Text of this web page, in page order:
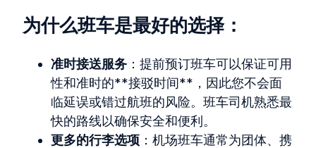
为什么班车是最好的选择：
准时接送服务 ：提前预订班车可以保证可用
性和准时的**接驳时间**，因此您不会面
临延误或错过航班的风险。班车司机熟悉最
快的路线以确保安全和便利。
更多的行李选项 ：机场班车通常为团体、携